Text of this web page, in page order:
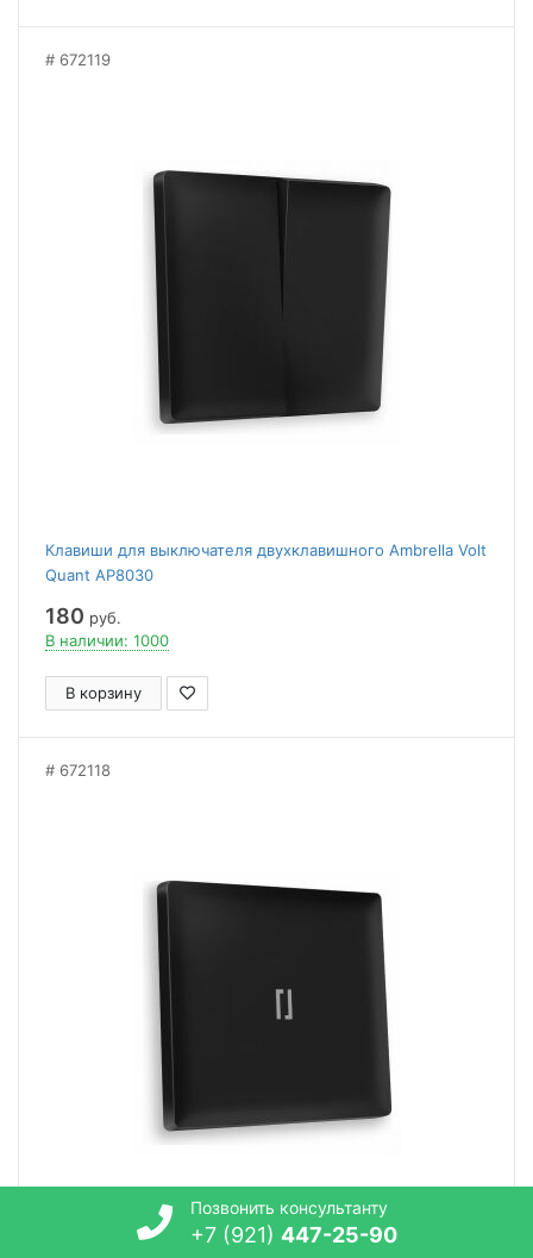
672119
Клавиши для выключателя двухклавишного Ambrella Volt
Quant AP8030
180 руб.
В наличии: 1000
В корзину
672118
Позвонить консультанту
+7 (921) 447-25-90